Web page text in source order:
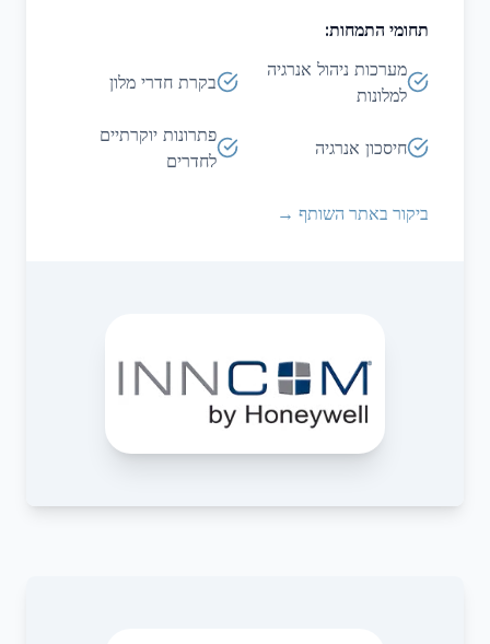
תחומי התמחות:
מערכות ניהול אנרגיה
למלונות
בקרת חדרי מלון
חיסכון אנרגיה
פתרונות יוקרתיים
לחדרים
ביקור באתר השותף →